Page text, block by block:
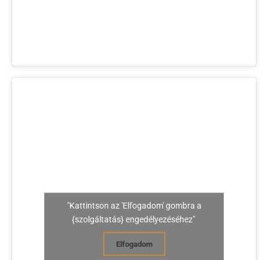
"Kattintson az 'Elfogadom' gombra a
{szolgáltatás} engedélyezéséhez"
Elfogadom